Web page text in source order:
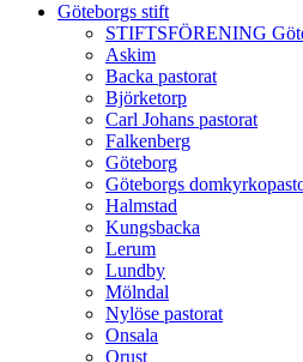
Göteborgs stift
STIFTSFÖRENING
Askim
Backa pastorat
Björketorp
Carl Johans pastorat
Falkenberg
Göteborg
Göteborgs
Halmstad
Kungsbacka
Lerum
Lundby
Mölndal
Nylöse pastorat
Onsala
Orust